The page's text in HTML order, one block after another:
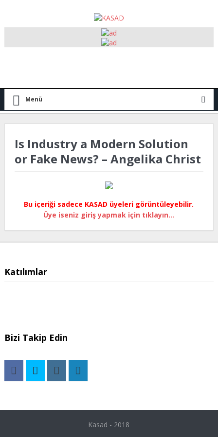
Menü
Is Industry a Modern Solution
or Fake News? – Angelika Christ
Bu içeriği sadece KASAD üyeleri görüntüleyebilir.
Üye iseniz giriş yapmak için tıklayın...
Katılımlar
Bizi Takip Edin
Kasad - 2018